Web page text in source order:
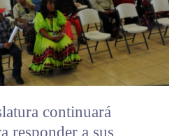
continuará
responder a sus